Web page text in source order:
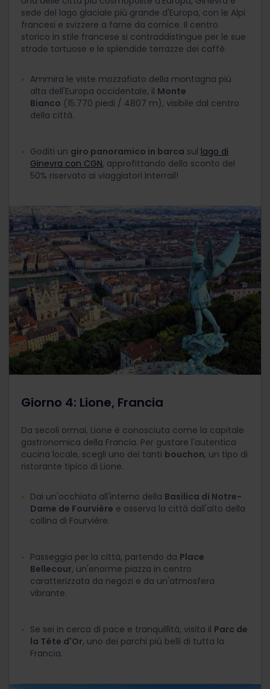
sede del lago glaciale più grande d'Europa, con le Alpi
francesi e svizzere a farne da cornice. Il centro
storico in stile francese si contraddistingue per le sue
strade tortuose e le splendide terrazze dei caffè.
Ammira le viste mozzafiato della montagna più
alta dell'Europa occidentale, il Monte
Bianco (15.770 piedi / 4807 m), visibile dal centro
della città.
Goditi un giro panoramico in barca sul lago di
Ginevra con CGN, approfittando dello sconto del
50% riservato ai viaggiatori Interrail!
Giorno 4: Lione, Francia
Da secoli ormai, Lione è conosciuta come la capitale
gastronomica della Francia. Per gustare l'autentica
cucina locale, scegli uno dei tanti bouchon, un tipo di
ristorante tipico di Lione.
Dai un'occhiata all'interno della Basilica di Notre-
Dame de Fourvière e osserva la città dall'alto della
collina di Fourvière.
Passeggia per la città, partendo da Place
Bellecour, un'enorme piazza in centro
caratterizzata da negozi e da un'atmosfera
vibrante.
Se sei in cerca di pace e tranquillità, visita il Parc de
la Tête d'Or, uno dei parchi più belli di tutta la
Francia.